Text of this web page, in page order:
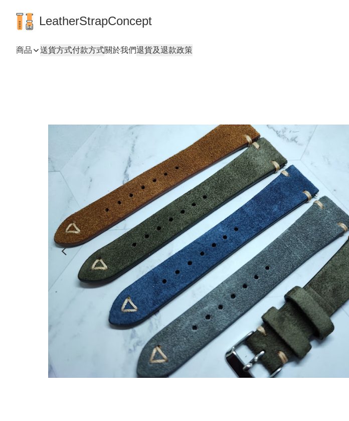
LeatherStrapConcept
商品 送貨方式付款方式關於我們退貨及退款政策